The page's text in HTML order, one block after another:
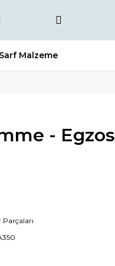
Malzeme
- Egzos
Parçaları